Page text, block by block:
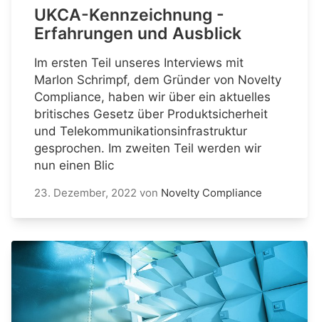
UKCA-Kennzeichnung -
Erfahrungen und Ausblick
Im ersten Teil unseres Interviews mit
Marlon Schrimpf, dem Gründer von Novelty
Compliance, haben wir über ein aktuelles
britisches Gesetz über Produktsicherheit
und Telekommunikationsinfrastruktur
gesprochen. Im zweiten Teil werden wir
nun einen Blic
23. Dezember, 2022 von Novelty Compliance